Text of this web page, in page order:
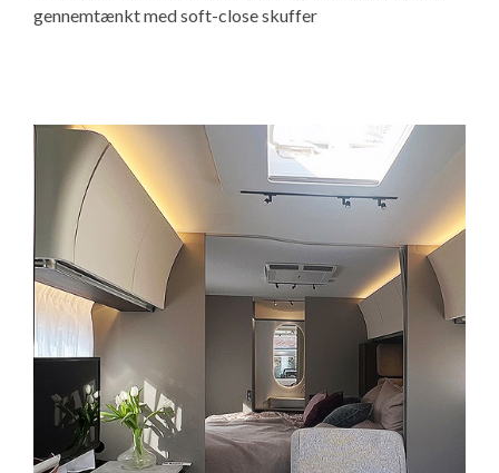
gennemtænkt med soft-close skuffer